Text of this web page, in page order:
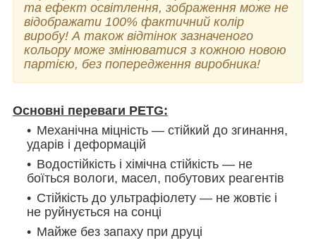
та ефект освітлення, зображення може не
відображати 100% фактичний колір
виробу! А також відтінок зазначеного
кольору може змінюватися з кожною новою
партією, без попередження виробника!
Основні переваги PETG:
Механічна міцність — стійкий до згинання,
ударів і деформацій
Водостійкість і хімічна стійкість — не
боїться вологи, масел, побутових реагентів
Стійкість до ультрафіолету — не жовтіє і
не руйнується на сонці
Майже без запаху при друці